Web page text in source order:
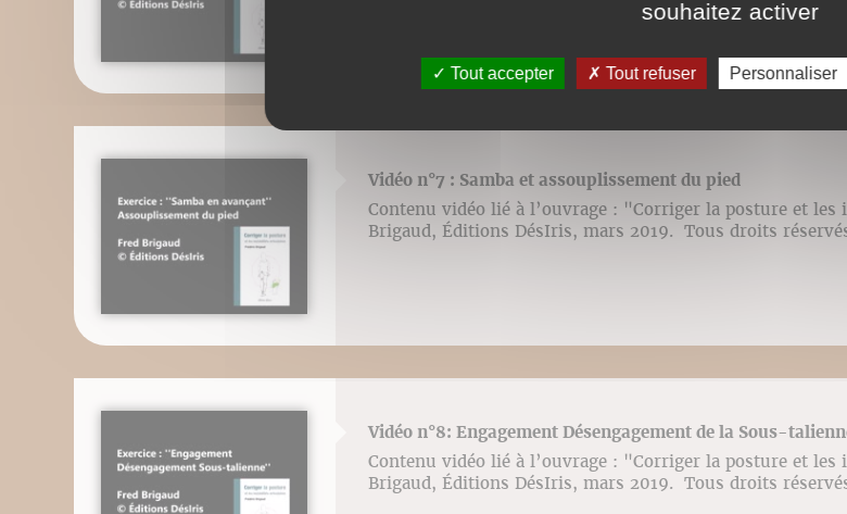
Vidéo n°7 : Samba et assouplissement du pied
Contenu vidéo lié à l’ouvrage : "Corriger la posture et
Brigaud, Éditions DésIris, mars 2019. Tous droits
Vidéo n°8: Engagement Désengagement de la Sous-
Contenu vidéo lié à l’ouvrage : "Corriger la posture et
Brigaud, Éditions DésIris, mars 2019. Tous droits
souhaitez activer
Tout accepter Tout refuser Personnaliser